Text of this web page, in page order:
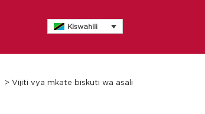
Kiswahili
> Vijiti vya mkate biskuti wa asali